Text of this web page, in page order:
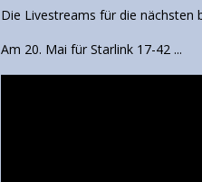
Die Livestreams für die nächsten
Am 20. Mai für Starlink 17-42 ...